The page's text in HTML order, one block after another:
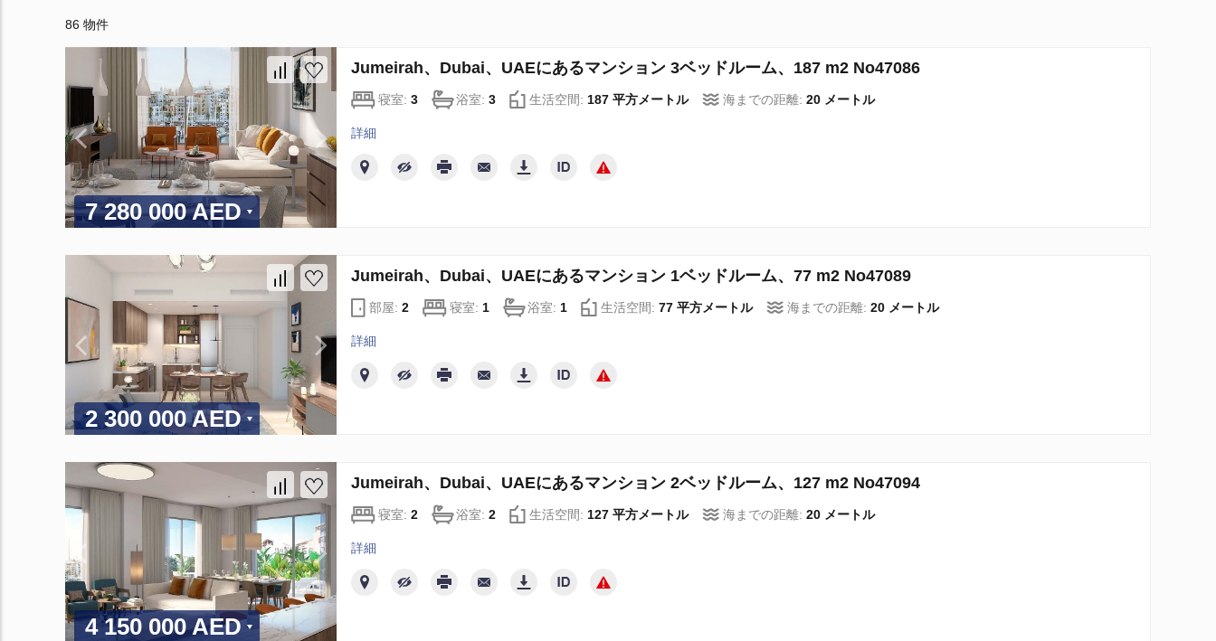
86 物件
7 280 000 AED
Jumeirah、Dubai、UAEにあるマンション 3ベッドルーム、187 m2 No47086
寝室: 3 浴室: 3 生活空間: 187 平方メートル 海までの距離: 20 メートル
詳細
2 300 000 AED
Jumeirah、Dubai、UAEにあるマンション 1ベッドルーム、77 m2 No47089
部屋: 2 寝室: 1 浴室: 1 生活空間: 77 平方メートル 海までの距離: 20 メートル
詳細
4 150 000 AED
Jumeirah、Dubai、UAEにあるマンション 2ベッドルーム、127 m2 No47094
寝室: 2 浴室: 2 生活空間: 127 平方メートル 海までの距離: 20 メートル
詳細